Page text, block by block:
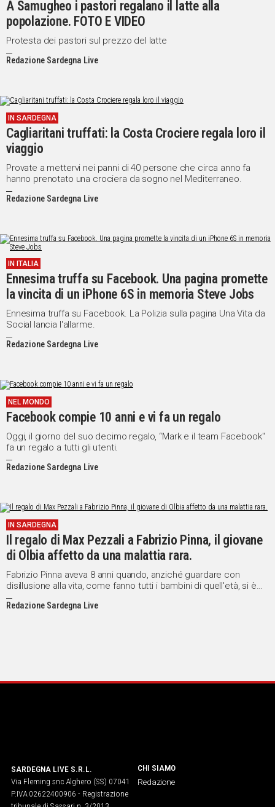
A Samugheo i pastori regalano il latte alla
popolazione. FOTO E VIDEO
Protesta dei pastori sul prezzo del latte
Redazione Sardegna Live
IN SARDEGNA
Cagliaritani truffati: la Costa Crociere regala loro il
viaggio
Provate a mettervi nei panni di 40 persone che circa anno fa
hanno prenotato una crociera da sogno nel Mediterraneo.
Redazione Sardegna Live
IN ITALIA
Ennesima truffa su Facebook. Una pagina promette
la vincita di un iPhone 6S in memoria Steve Jobs
Ennesima truffa su Facebook. La Polizia sulla pagina Una Vita da
Social lancia l'allarme.
Redazione Sardegna Live
NEL MONDO
Facebook compie 10 anni e vi fa un regalo
Oggi, il giorno del suo decimo regalo, “Mark e il team Facebook"
fa un regalo a tutti gli utenti.
Redazione Sardegna Live
IN SARDEGNA
Il regalo di Max Pezzali a Fabrizio Pinna, il giovane
di Olbia affetto da una malattia rara.
Fabrizio Pinna aveva 8 anni quando, anziché guardare con
disillusione alla vita, come fanno tutti i bambini di quell'età, si è
ritrovato a fare i conti con la vita, a combatterla per
sopravviverle.
Redazione Sardegna Live
SARDEGNA LIVE S.R.L.
Via Fleming snc Alghero (SS) 07041
P.IVA 02622400906 - Registrazione
CHI SIAMO
Redazione